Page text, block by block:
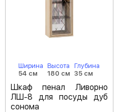
Ширина
54 см
Высота
180 см
Глубина
35 см
Шкаф пенал Ливорно
ЛШ-8 для посуды дуб
сонома